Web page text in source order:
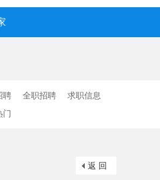
聘 全职招聘
求职信息
门
返 回